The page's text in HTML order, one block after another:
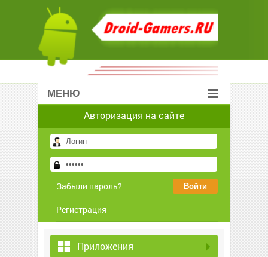
МЕНЮ
Авторизация на сайте
Забыли пароль?
Регистрация
Приложения